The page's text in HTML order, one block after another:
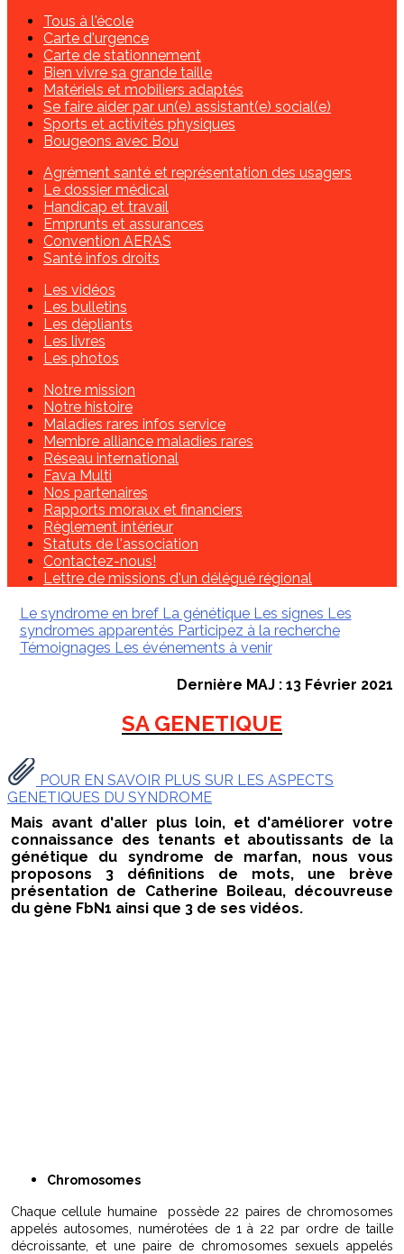
Tous à l'école
Carte d'urgence
Carte de stationnement
Bien vivre sa grande taille
Matériels et mobiliers adaptés
Se faire aider par un(e) assistant(e) social(e)
Sports et activités physiques
Bougeons avec Bou
Agrément santé et représentation des usagers
Le dossier médical
Handicap et travail
Emprunts et assurances
Convention AERAS
Santé infos droits
Les vidéos
Les bulletins
Les dépliants
Les livres
Les photos
Notre mission
Notre histoire
Maladies rares infos service
Membre alliance maladies rares
Réseau international
Fava Multi
Nos partenaires
Rapports moraux et financiers
Règlement intérieur
Statuts de l'association
Contactez-nous!
Lettre de missions d'un délégué régional
Le syndrome en bref La génétique Les signes Les
syndromes apparentés Participez à la recherche
Témoignages Les événements à venir
Dernière MAJ : 13 Février 2021
SA GENETIQUE
POUR EN SAVOIR PLUS SUR LES ASPECTS
GENETIQUES DU SYNDROME
Mais avant d'aller plus loin, et d'améliorer votre
connaissance des tenants et aboutissants de la
génétique du syndrome de marfan, nous vous
proposons 3 définitions de mots, une brève
présentation de Catherine Boileau, découvreuse
du gène FbN1 ainsi que 3 de ses vidéos.
Chromosomes
Chaque cellule humaine possède 22 paires de chromosomes
appelés autosomes, numérotées de 1 à 22 par ordre de taille
décroissante, et une paire de chromosomes sexuels appelés